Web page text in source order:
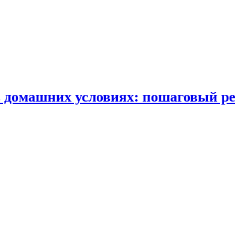
условиях: пошаговый